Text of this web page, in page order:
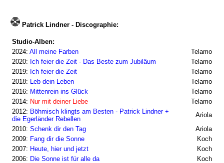
Patrick Lindner - Discographie:
Studio-Alben:
2024: All meine Farben
Telamo
2020: Ich feier die Zeit - Das Beste zum Jubiläum
Telamo
2019: Ich feier die Zeit
Telamo
2018: Leb dein Leben
Telamo
2016: Mittenrein ins Glück
Telamo
2014: Nur mit deiner Liebe
Telamo
2012: Böhmisch klingts am Besten - Patrick Lindner +
die Egerländer Rebellen
Ariola
2010: Schenk dir den Tag
Ariola
2009: Fang dir die Sonne
Koch
2007: Heute, hier und jetzt
Koch
2006: Die Sonne ist für alle da
Koch